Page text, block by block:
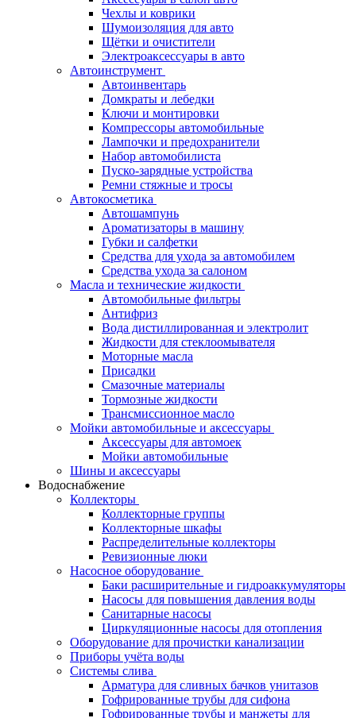
Чехлы и коврики
Шумоизоляция для авто
Щётки и очистители
Электроаксессуары в авто
Автоинструмент
Автоинвентарь
Домкраты и лебедки
Ключи и монтировки
Компрессоры автомобильные
Лампочки и предохранители
Набор автомобилиста
Пуско-зарядные устройства
Ремни стяжные и тросы
Автокосметика
Автошампунь
Ароматизаторы в машину
Губки и салфетки
Средства для ухода за автомобилем
Средства ухода за салоном
Масла и технические жидкости
Автомобильные фильтры
Антифриз
Вода дистиллированная и электролит
Жидкости для стеклоомывателя
Моторные масла
Присадки
Смазочные материалы
Тормозные жидкости
Трансмиссионное масло
Мойки автомобильные и аксессуары
Аксессуары для автомоек
Мойки автомобильные
Шины и аксессуары
Водоснабжение
Коллекторы
Коллекторные группы
Коллекторные шкафы
Распределительные коллекторы
Ревизионные люки
Насосное оборудование
Баки расширительные и гидроаккумуляторы
Насосы для повышения давления воды
Санитарные насосы
Циркуляционные насосы для отопления
Оборудование для прочистки канализации
Приборы учёта воды
Системы слива
Арматура для сливных бачков унитазов
Гофрированные трубы для сифона
Гофрированные трубы и манжеты для